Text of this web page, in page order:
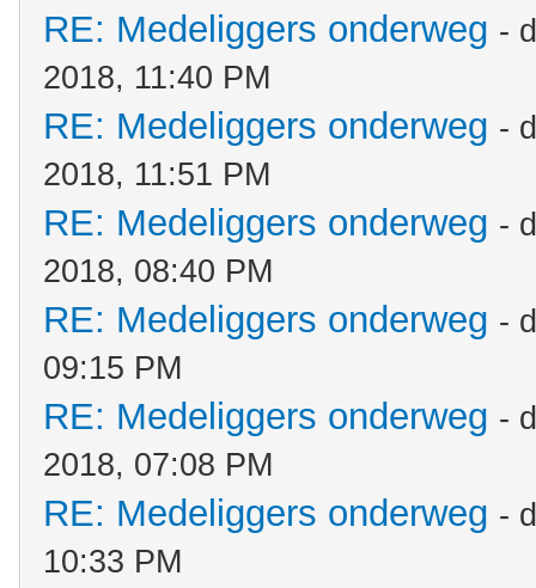
RE: Medeliggers onderweg -
2018, 11:40 PM
RE: Medeliggers onderweg -
2018, 11:51 PM
RE: Medeliggers onderweg -
2018, 08:40 PM
RE: Medeliggers onderweg -
09:15 PM
RE: Medeliggers onderweg -
2018, 07:08 PM
RE: Medeliggers onderweg -
10:33 PM